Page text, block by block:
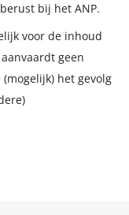
bij het ANP.
voor de inhoud
geen
het gevolg